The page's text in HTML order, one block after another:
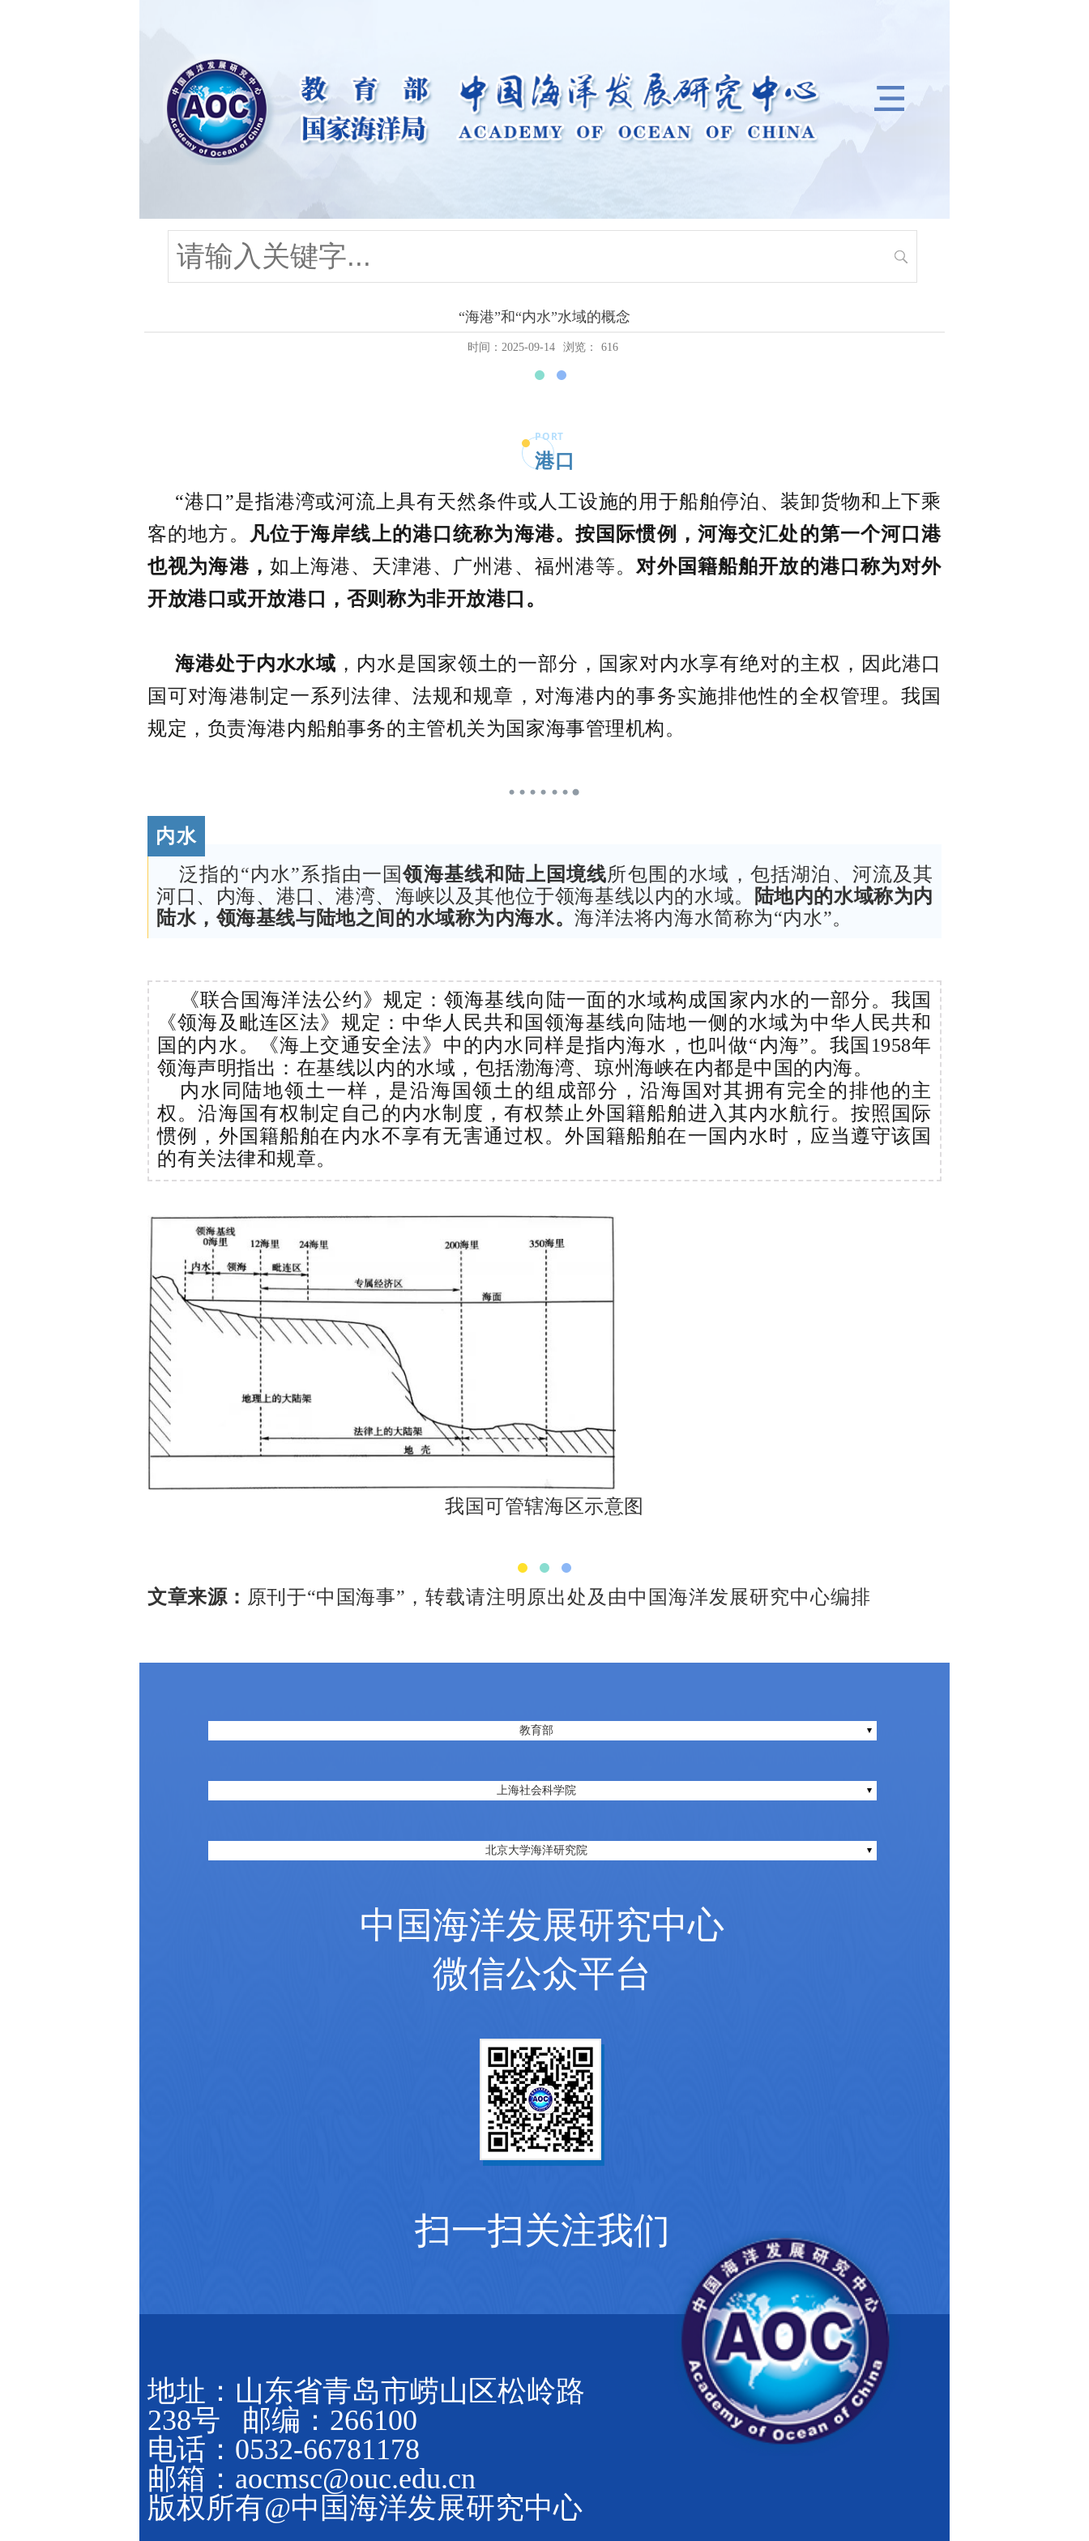
“海港”和“内水”水域的概念
时间：2025-09-14 浏览： 616
PORT
港口
“港口”是指港湾或河流上具有天然条件或人工设施的用于船舶停泊、装卸货物和上下乘
客的地方。
凡位于海岸线上的港口统称为海港。按国际惯例，河海交汇处的第一个河口港
也视为海港， 如上海港、天津港、广州港、福州港等。 对外国籍船舶开放的港口称为对外
开放港口或开放港口，否则称为非开放港口。
海港处于内水水域 ，内水是国家领土的一部分，国家对内水享有绝对的主权，因此港口
国可对海港制定一系列法律、法规和规章，对海港内的事务实施排他性的全权管理。我国
规定，负责海港内船舶事务的主管机关为国家海事管理机构。
内水
泛指的“内水”系指由一国领海基线和陆上国境线所包围的水域，包括湖泊、河流及其
河口、内海、港口、港湾、海峡以及其他位于领海基线以内的水域。
陆地内的水域称为内
陆水，领海基线与陆地之间的水域称为内海水。海洋法将内海水简称为“内水”。
《联合国海洋法公约》规定：领海基线向陆一面的水域构成国家内水的一部分。我国
《领海及毗连区法》规定：中华人民共和国领海基线向陆地一侧的水域为中华人民共和
国的内水。《海上交通安全法》中的内水同样是指内海水，也叫做“内海”。我国1958年
领海声明指出：在基线以内的水域，包括渤海湾、琼州海峡在内都是中国的内海。
内水同陆地领土一样，是沿海国领土的组成部分，沿海国对其拥有完全的排他的主
权。沿海国有权制定自己的内水制度，有权禁止外国籍船舶进入其内水航行。按照国际
惯例，外国籍船舶在内水不享有无害通过权。外国籍船舶在一国内水时，应当遵守该国
的有关法律和规章。
我国可管辖海区示意图
文章来源： 原刊于“中国海事” ，转载请注明原出处及由中国海洋发展研究中心编排
教育部
上海社会科学院
北京大学海洋研究院
中国海洋发展研究中心
微信公众平台
扫一扫关注我们
地址：山东省青岛市崂山区松岭路
238号 邮编：266100
电话：0532-66781178
邮箱：aocmsc@ouc.edu.cn
版权所有@中国海洋发展研究中心